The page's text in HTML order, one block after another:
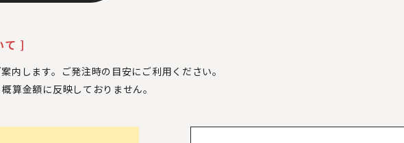
て ]
内します。ご発注時の目安にご利用ください。
概算金額に反映しておりません。